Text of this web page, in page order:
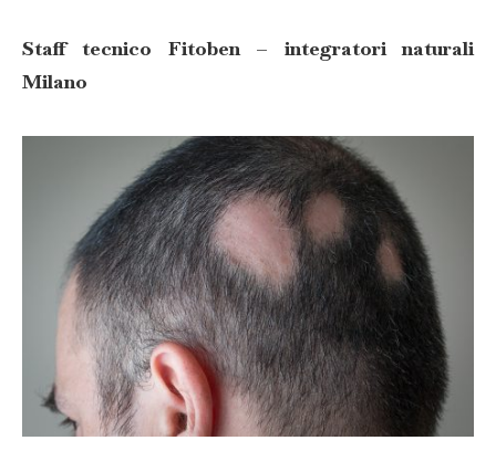
Staff tecnico Fitoben – integratori naturali
Milano